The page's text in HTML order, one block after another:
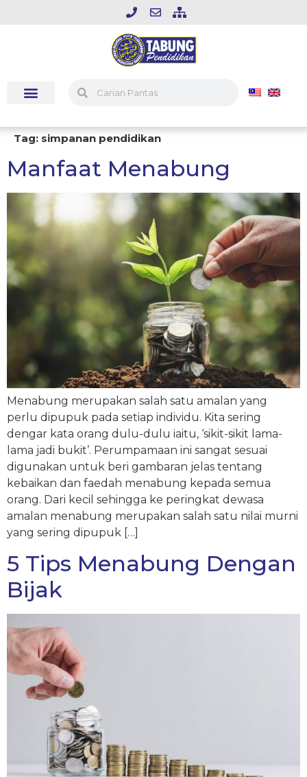
Tag: simpanan pendidikan
Manfaat Menabung
Menabung merupakan salah satu amalan yang
perlu dipupuk pada setiap individu. Kita sering
dengar kata orang dulu-dulu iaitu, ‘sikit-sikit lama-
lama jadi bukit’. Perumpamaan ini sangat sesuai
digunakan untuk beri gambaran jelas tentang
kebaikan dan faedah menabung kepada semua
orang. Dari kecil sehingga ke peringkat dewasa
amalan menabung merupakan salah satu nilai murni
yang sering dipupuk […]
5 Tips Menabung Dengan
Bijak